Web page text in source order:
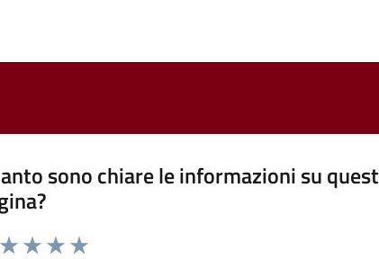
sono chiare le informazioni su
da 1 a 5 stelle la pagina